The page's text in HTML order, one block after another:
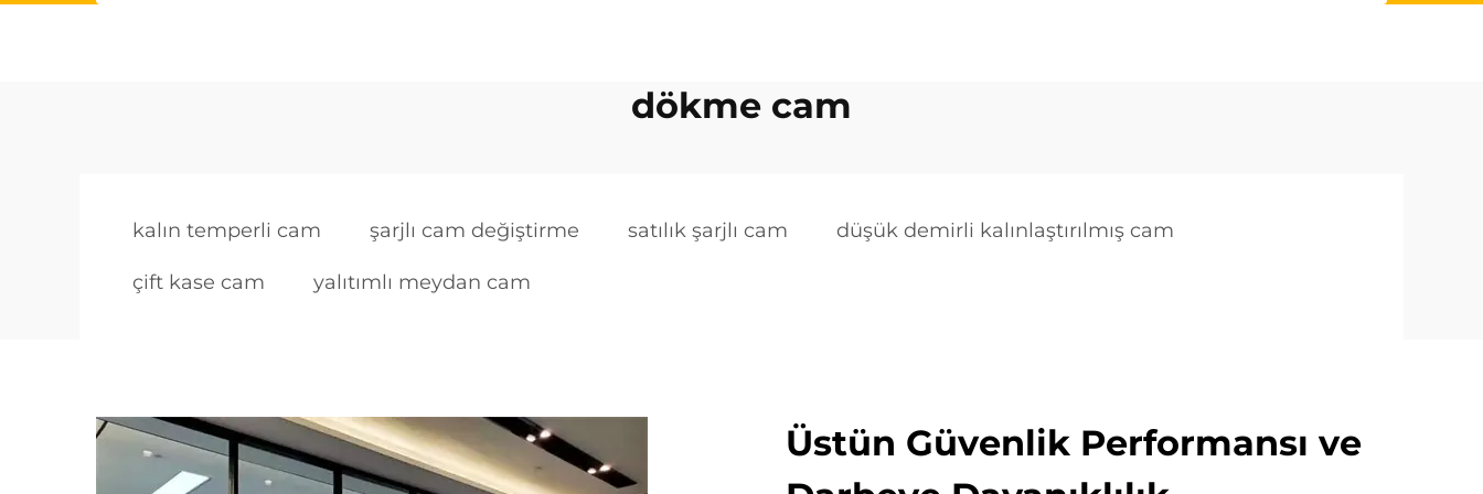
dökme cam
kalın temperli cam şarjlı cam değiştirme satılık şarjlı cam düşük demirli kalınlaştırılmış cam
çift kase cam yalıtımlı meydan cam
Üstün Güvenlik Performansı ve